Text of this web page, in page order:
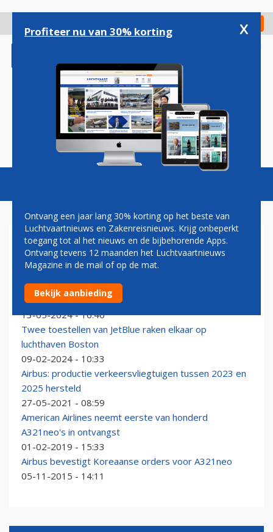
gaan
Check in
Magazine Podcasts Vacatures
AIRBUS 321NEO
Nieuwste A321neo van Transavia al een week met
deuk aan de grond op Gran Canaria
13-05-2024 - 16:40
Twee toestellen van JetBlue raken elkaar op
luchthaven Boston
09-02-2024 - 10:33
Airbus: productie verkeersvliegtuigen tussen 2023 en
2025 hersteld
27-05-2021 - 08:59
American Airlines neemt eerste van honderd
A321neo's in ontvangst
01-02-2019 - 15:33
Airbus bevestigt Koreaanse orders voor A321neo
05-11-2015 - 14:11
Profiteer nu van 30% korting x
Ontvang een jaar lang 30% korting op het beste van
Luchtvaartnieuws en Zakenreisnieuws. Krijg onbeperkt
toegang tot al het nieuws en de bijbehorende Apps.
Ontvang tevens 12 maanden het Luchtvaartnieuws
Magazine in de mail of op de mat.
Bekijk aanbieding